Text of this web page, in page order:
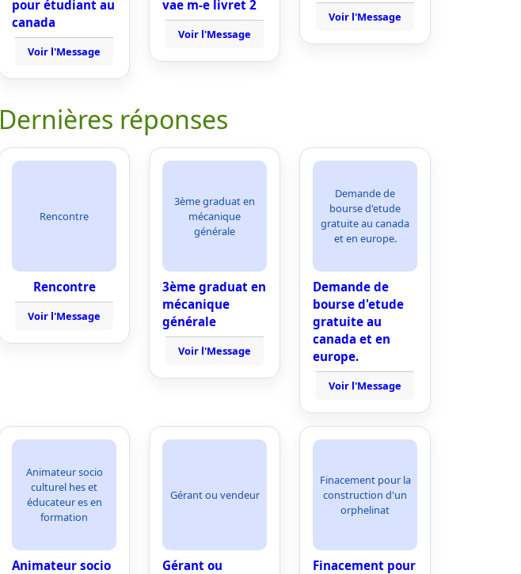
pour étudiant au
canada
Voir l'Message
vae m-e livret 2
Voir l'Message
Voir l'Message
Dernières réponses
Rencontre
Rencontre
Voir l'Message
3ème graduat en
mécanique
générale
3ème graduat en
mécanique
générale
Voir l'Message
Demande de
bourse d'etude
gratuite au canada
et en europe.
Demande de
bourse d'etude
gratuite au
canada et en
europe.
Voir l'Message
Animateur socio
culturel hes et
éducateur es en
formation
Animateur socio
Gérant ou vendeur
Gérant ou
Finacement pour la
construction d'un
orphelinat
Finacement pour